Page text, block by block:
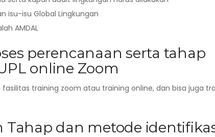
isu-isu Global Lingkungan
AMDAL
perencanaan serta tahap
online Zoom
training zoom atau training online, dan bisa juga
Tahap dan metode